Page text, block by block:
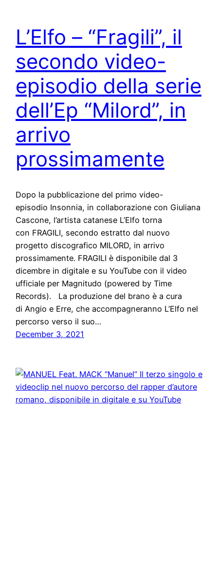
L’Elfo – “Fragili”, il
secondo video-
episodio della serie
dell’Ep “Milord”, in
arrivo
prossimamente
Dopo la pubblicazione del primo video-
episodio Insonnia, in collaborazione con Giuliana
Cascone, l’artista catanese L’Elfo torna
con FRAGILI, secondo estratto dal nuovo
progetto discografico MILORD, in arrivo
prossimamente. FRAGILI è disponibile dal 3
dicembre in digitale e su YouTube con il video
ufficiale per Magnitudo (powered by Time
Records). La produzione del brano è a cura
di Angio e Erre, che accompagneranno L’Elfo nel
percorso verso il suo…
December 3, 2021